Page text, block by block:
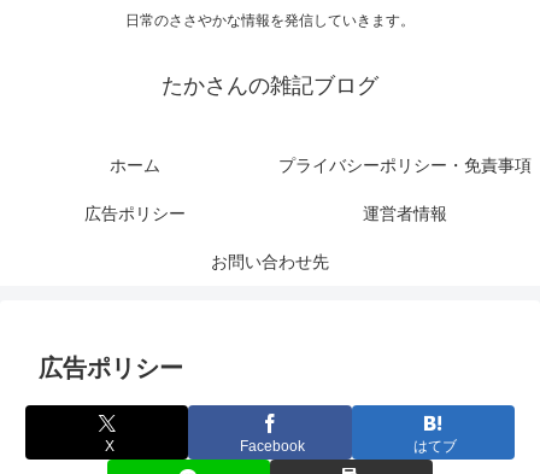
日常のささやかな情報を発信していきます。
たかさんの雑記ブログ
ホーム プライバシーポリシー・免責事項
広告ポリシー 運営者情報
お問い合わせ先
広告ポリシー
X Facebook はてブ